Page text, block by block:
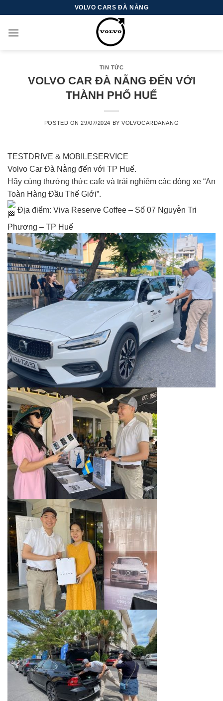
content
VOLVO CARS ĐÀ NẴNG
TIN TỨC
VOLVO CAR ĐÀ NẴNG ĐẾN VỚI
THÀNH PHỐ HUẾ
POSTED ON29/07/2024 BYVOLVOCARDANANG
TESTDRIVE & MOBILESERVICE
Volvo Car Đà Nẵng đến với TP Huế.
Hãy cùng thưởng thức cafe và trải nghiệm các dòng xe “An
Toàn Hàng Đầu Thế Giới”.
Địa điểm: Viva Reserve Coffee – Số 07 Nguyễn Tri
Phương – TP Huế